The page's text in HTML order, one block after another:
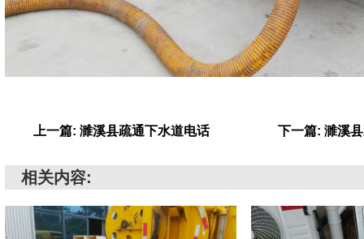
上一篇: 濉溪县疏通下水道电话 下一篇: 濉溪
相关内容: